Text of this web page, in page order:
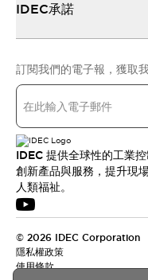
IDEC承諾
訂閱我們的電子報，獲取
IDEC 提供全球性的工業
創新產品與服務，提升現
人類福祉。
© 2026 IDEC Corporation
隱私權政策
使用條款